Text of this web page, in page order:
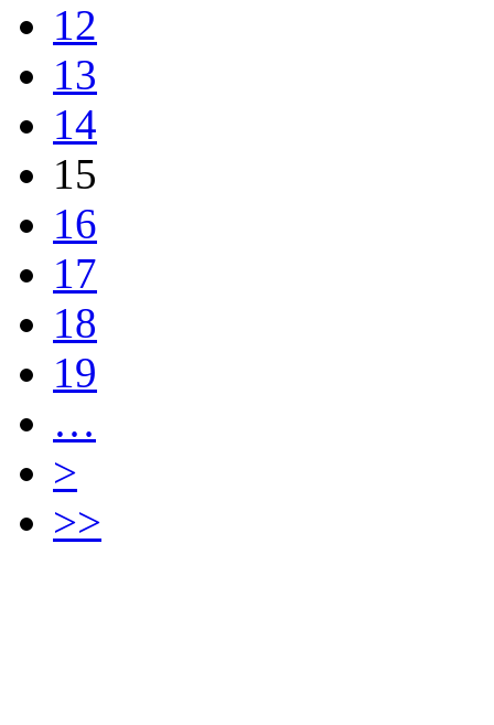
12
13
14
15
16
17
18
19
…
>
>>